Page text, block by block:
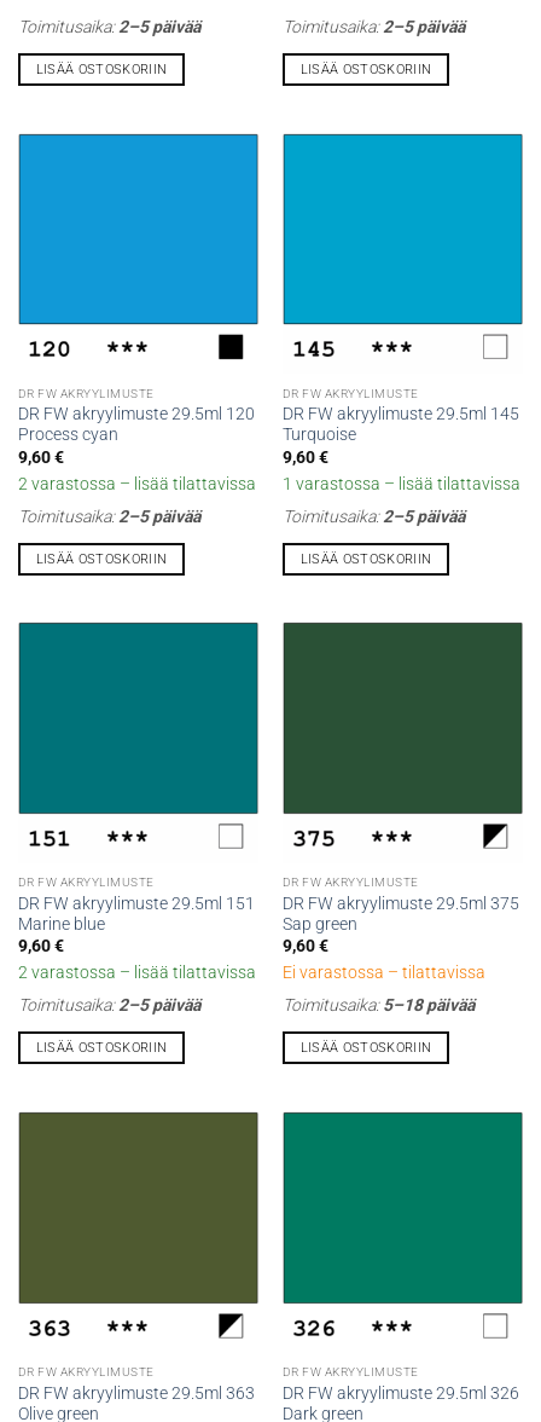
Toimitusaika:2–5 päivää
LISÄÄ OSTOSKORIIN
Toimitusaika:2–5 päivää
LISÄÄ OSTOSKORIIN
DR FW AKRYYLIMUSTE
DR FW akryylimuste 29.5ml 120
Process cyan
9,60€
2 varastossa – lisää tilattavissa
Toimitusaika:2–5 päivää
LISÄÄ OSTOSKORIIN
DR FW AKRYYLIMUSTE
DR FW akryylimuste 29.5ml 145
Turquoise
9,60€
1 varastossa – lisää tilattavissa
Toimitusaika:2–5 päivää
LISÄÄ OSTOSKORIIN
DR FW AKRYYLIMUSTE
DR FW akryylimuste 29.5ml 151
Marine blue
9,60€
2 varastossa – lisää tilattavissa
Toimitusaika:2–5 päivää
LISÄÄ OSTOSKORIIN
DR FW AKRYYLIMUSTE
DR FW akryylimuste 29.5ml 375
Sap green
9,60€
Ei varastossa – tilattavissa
Toimitusaika:5–18 päivää
LISÄÄ OSTOSKORIIN
DR FW AKRYYLIMUSTE
DR FW akryylimuste 29.5ml 363
Olive green
DR FW AKRYYLIMUSTE
DR FW akryylimuste 29.5ml 326
Dark green